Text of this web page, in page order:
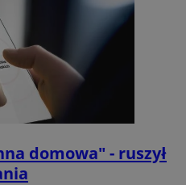
domowa" - ruszył